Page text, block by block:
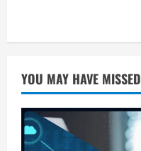
YOU MAY HAVE MISSED